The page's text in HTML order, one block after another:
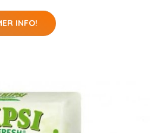
INFO!